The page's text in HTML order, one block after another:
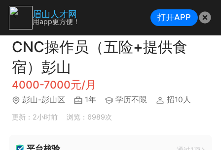
CNC操作员（五险+提供食
宿）彭山
4000-7000元/月
彭山-彭山区 1年 学历不限 招10人
更新：2小时前 浏览：6989次
眉山人才网
用app更方便！ 打开APP